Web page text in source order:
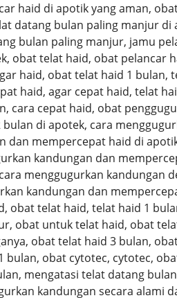
haid di apotik yang aman,
datang bulan paling manjur
bulan paling manjur, jamu
obat telat haid, obat pelancar
haid, obat telat haid 1
haid, agar cepat haid, telat
cara cepat haid, obat
di apotek, cara
dan mempercepat haid di
kandungan dan
menggugurkan kandungan
kandungan dan
obat telat haid, telat haid 1
obat untuk telat haid, obat
obat telat haid 3 bulan,
bulan, obat cytotec, cytotec,
mengatasi telat datang
kandungan secara alami